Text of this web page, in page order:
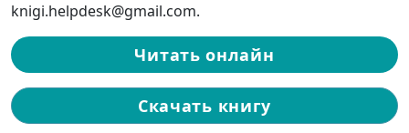
knigi.helpdesk@gmail.com.
Читать онлайн
Скачать книгу